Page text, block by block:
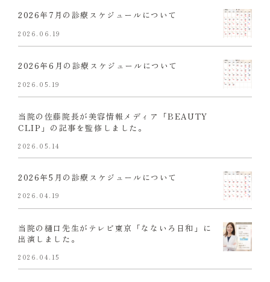
2026年7月の診療スケジュールについて
2026.06.19
2026年6月の診療スケジュールについて
2026.05.19
当院の佐藤院長が美容情報メディア「BEAUTY
CLIP」の記事を監修しました。
2026.05.14
2026年5月の診療スケジュールについて
2026.04.19
当院の樋口先生がテレビ東京「なないろ日和」に
出演しました。
2026.04.15